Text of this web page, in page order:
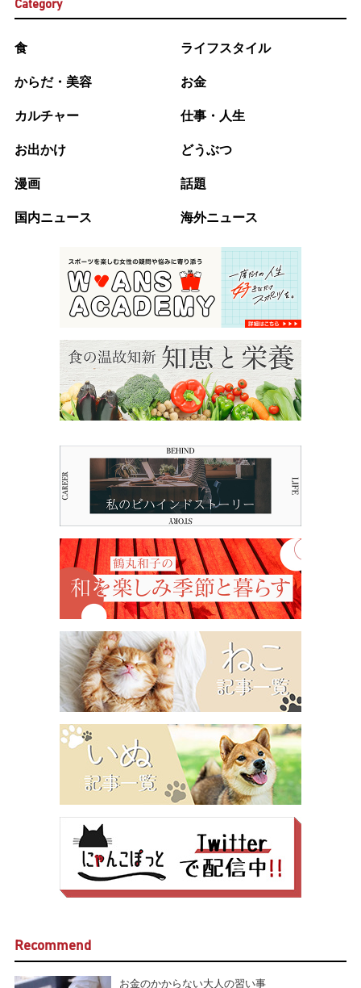
Category
食 ライフスタイル
からだ・美容 お金
カルチャー 仕事・人生
お出かけ どうぶつ
漫画 話題
国内ニュース 海外ニュース
Recommend
お金のかからない大人の習い事